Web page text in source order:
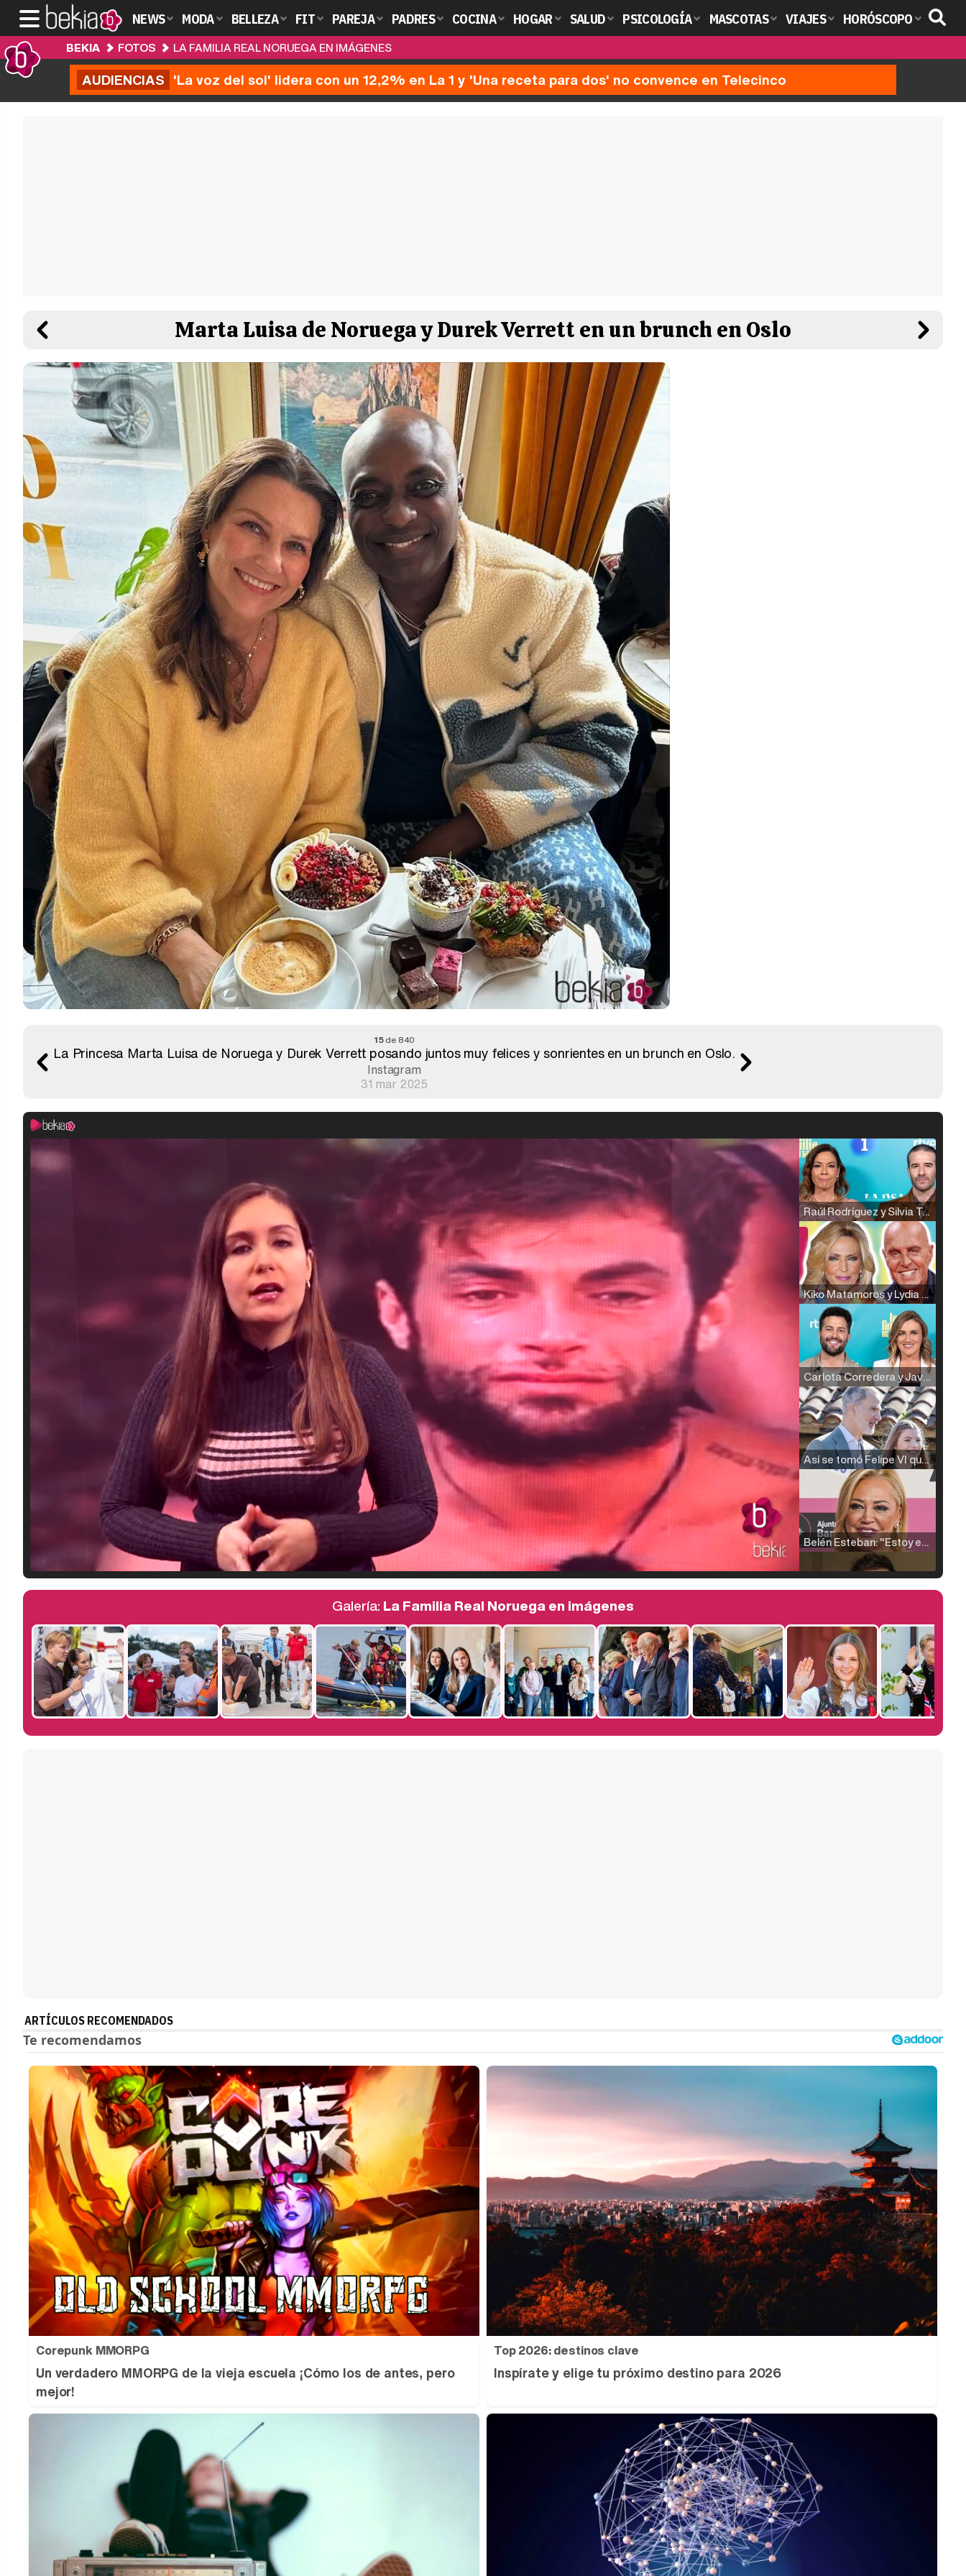
NEWS MODA BELLEZA FIT PAREJA PADRES COCINA HOGAR SALUD PSICOLOGÍA MASCOTAS VIAJES HORÓSCOPO
BEKIA FOTOS LA FAMILIA REAL NORUEGA EN IMÁGENES
AUDIENCIAS 'La voz del sol' lidera con un 12,2% en La 1 y 'Una receta para dos' no convence en Telecinco
Marta Luisa de Noruega y Durek Verrett en un brunch en Oslo
15de 840
La Princesa Marta Luisa de Noruega y Durek Verrett posando juntos muy felices y sonrientes en un brunch en Oslo.
Instagram
31 mar 2025
Raúl Rodríguez y Silvia Taulés nos cuentan su papel en 'La familia de la tele'
Kiko Matamoros y Lydia Lozano: "Nuestro público es de todas las edades y RTVE tiene un público muy pegado a las novelas, al que tenemos que captar"
Carlota Corredera y Javier de Hoyos: "La tele tiene que representar al público también y aquí están todos los perfiles posibles&quo;
Así se tomó Felipe VI que la Infanta Sofía no quisiera recibir formación militar
Belén Esteban: "Estoy emocionada, muy contenta y muy feliz por llegar a RTVE"
Manu Baqueiro: "Tuve como referente a Bruce Willis en 'Luz de Luna' para mi trabajo en la serie 'Perdiendo el juicio'"
Magdalena de Suecia responde a las críticas y explica por qué le han permitido lanzar su propio negocio
Galería: La Familia Real Noruega en imágenes
ARTÍCULOS RECOMENDADOS
Corepunk MMORPG
Un verdadero MMORPG de la vieja escuela ¡Cómo los de antes, pero
mejor!
Top 2026: destinos clave
Inspírate y elige tu próximo destino para 2026